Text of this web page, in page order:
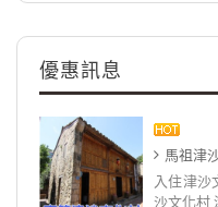
優惠訊息
馬祖津
入住津
沙文化村